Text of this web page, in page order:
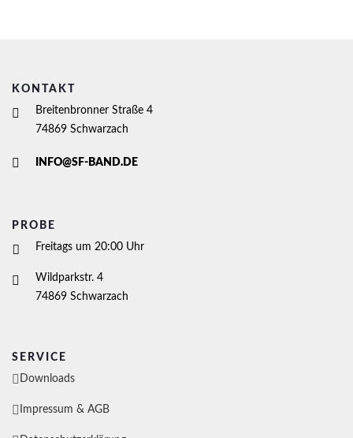
KONTAKT
Breitenbronner Straße 4
74869 Schwarzach
INFO@SF-BAND.DE
PROBE
Freitags um 20:00 Uhr
Wildparkstr. 4
74869 Schwarzach
SERVICE
Downloads
Impressum & AGB